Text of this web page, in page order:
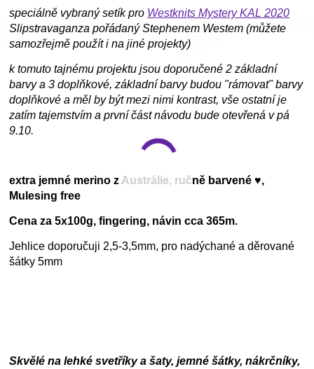
speciálně vybraný setík pro Westknits Mystery KAL 2020
Slipstravaganza pořádaný Stephenem Westem (můžete
samozřejmě použít i na jiné projekty)
k tomuto tajnému projektu jsou doporučené 2 základní
barvy a 3 doplňkové, základní barvy budou "rámovat" barvy
doplňkové a měl by být mezi nimi kontrast, vše ostatní je
zatím tajemstvím a první část návodu bude otevřená v pá
9.10.
extra jemné merino z Austrálie, ručně barvené ♥,
Mulesing free
Cena za 5x100g, fingering, návin cca 365m.
Jehlice doporučuji 2,5-3,5mm, pro nadýchané a děrované
šátky 5mm
Skvělé na lehké svetříky a šaty, jemné šátky, nákrčníky,